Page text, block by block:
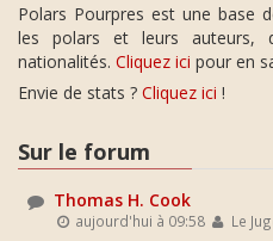
Polars Pourpres est une base
les polars et leurs
nationalités. Cliquez ici pour en
Envie de stats ? Cliquez ici !
Sur le forum
Thomas H. Cook
aujourd'hui à 09:58 Le